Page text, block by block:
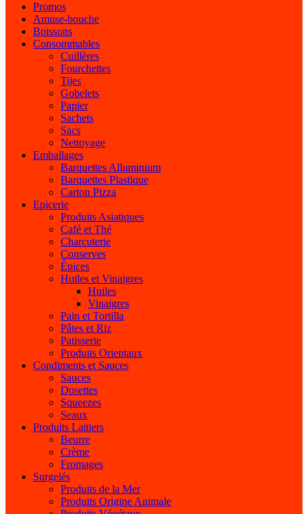
Promos
Amuse-bouche
Boissons
Consommables
Cuillères
Fourchettes
Tijes
Gobelets
Papier
Sachets
Sacs
Nettoyage
Emballages
Barquettes Alluminium
Barquettes Plastique
Carton Pizza
Epicerie
Produits Asiatiques
Café et Thé
Charcuterie
Conserves
Épices
Huiles et Vinaigres
Huiles
Vinaigres
Pain et Tortilla
Pâtes et Riz
Patisserie
Produits Orientaux
Condiments et Sauces
Sauces
Dosettes
Squeezes
Seaux
Produits Laitiers
Beurre
Crème
Fromages
Surgelés
Produits de la Mer
Produits Origine Animale